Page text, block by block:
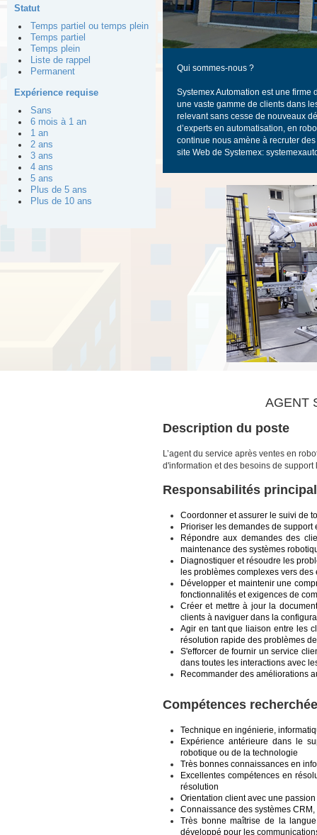
Statut
Temps partiel ou temps plein
Temps partiel
Temps plein
Liste de rappel
Permanent
Expérience requise
Sans
6 mois à 1 an
1 an
2 ans
3 ans
4 ans
5 ans
Plus de 5 ans
Plus de 10 ans
Qui sommes-nous ?
Systemex Automation est une firme
une vaste gamme de clients dans
relevant sans cesse de nouveaux
d’experts en automatisation, en
continue nous amène à recruter
site Web de Systemex:
AGENT
Description du poste
L’agent du service après ventes en
d'information et des besoins de
Responsabilités
Coordonner et assurer le suivi de
Prioriser les demandes de
Répondre aux demandes des
maintenance des systèmes
Diagnostiquer et résoudre les
les problèmes complexes vers
Développer et maintenir une
fonctionnalités et exigences de
Créer et mettre à jour la
clients à naviguer dans la
Agir en tant que liaison entre les
résolution rapide des problèmes
S'efforcer de fournir un service
dans toutes les interactions avec
Recommander des améliorations
Compétences
Technique en ingénierie,
Expérience antérieure dans le
robotique ou de la technologie
Très bonnes connaissances en
Excellentes compétences en
résolution
Orientation client avec une
Connaissance des systèmes
Très bonne maîtrise de la
développé pour les